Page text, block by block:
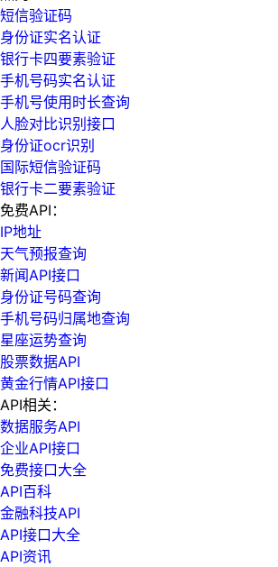
短信验证码
身份证实名认证
银行卡四要素验证
手机号码实名认证
手机号使用时长查询
人脸对比识别接口
身份证ocr识别
国际短信验证码
银行卡二要素验证
免费API：
IP地址
天气预报查询
新闻API接口
身份证号码查询
手机号码归属地查询
星座运势查询
股票数据API
黄金行情API接口
API相关：
数据服务API
企业API接口
免费接口大全
API百科
金融科技API
API接口大全
API资讯